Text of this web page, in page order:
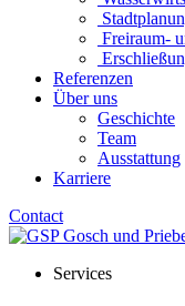
Freiraum-
Referenzen
Über uns
Geschichte
Team
Ausstattung
Karriere
Contact
Services